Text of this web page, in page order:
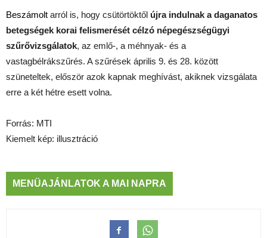
Beszámolt arról is, hogy csütörtöktől újra indulnak a daganatos
betegségek korai felismerését célzó népegészségügyi
szűrővizsgálatok, az emlő-, a méhnyak- és a
vastagbélrákszűrés. A szűrések április 9. és 28. között
szüneteltek, először azok kapnak meghívást, akiknek vizsgálata
erre a két hétre esett volna.
Forrás: MTI
Kiemelt kép: illusztráció
MENÜAJÁNLATOK A MAI NAPRA